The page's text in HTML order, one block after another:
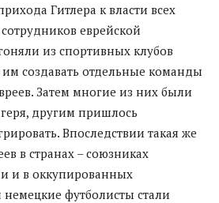
Гитлера к власти всех
еврейской
из спортивных клубов
создавать отдельные команды
Затем многие из них были
другим пришлось
Впоследствии такая же
в странах – союзниках
и в оккупированных
немецкие футболисты стали